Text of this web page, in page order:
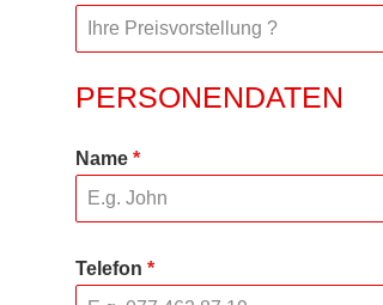
PERSONENDATEN
Name *
Telefon *